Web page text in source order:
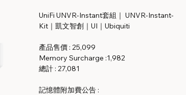
UniFi UNVR-Instant套組｜ UNVR-Instant-
Kit｜凱文智創｜UI｜Ubiquiti
產品售價 : 25,099
Memory Surcharge :1,982
總計 : 27,081
記憶體附加費公告 :